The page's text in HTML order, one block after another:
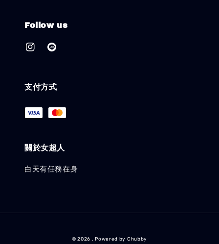
Follow us
支付方式
關於女超人
白天有任務在身
© 2026 . Powered by Chubby